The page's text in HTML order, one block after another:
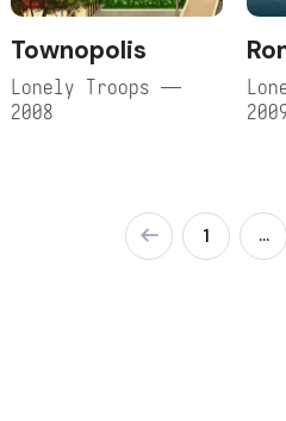
Townopolis
Lonely Troops —
2008
1 …